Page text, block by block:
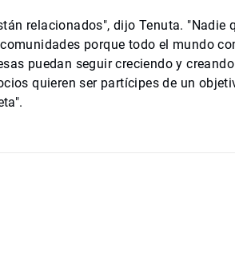
relacionados", dijo Tenuta.
porque todo el mundo
puedan seguir creciendo y
quieren ser partícipes de un